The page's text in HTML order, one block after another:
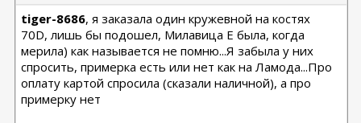
tiger-8686, я заказала один кружевной на костях
70D, лишь бы подошел, Милавица Е была, когда
мерила) как называется не помню...Я забыла у них
спросить, примерка есть или нет как на Ламода...Про
оплату картой спросила (сказали наличной), а про
примерку нет